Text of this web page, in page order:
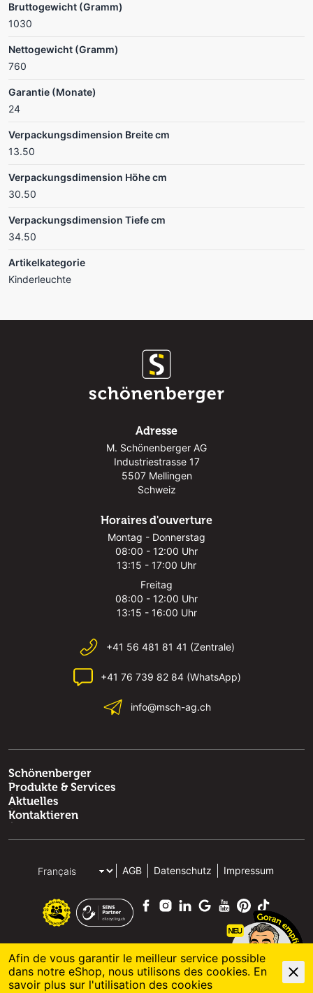
Bruttogewicht (Gramm)
1030
Nettogewicht (Gramm)
760
Garantie (Monate)
24
Verpackungsdimension Breite cm
13.50
Verpackungsdimension Höhe cm
30.50
Verpackungsdimension Tiefe cm
34.50
Artikelkategorie
Kinderleuchte
Adresse
M. Schönenberger AG
Industriestrasse 17
5507 Mellingen
Schweiz
Horaires d'ouverture
Montag - Donnerstag
08:00 - 12:00 Uhr
13:15 - 17:00 Uhr
Freitag
08:00 - 12:00 Uhr
13:15 - 16:00 Uhr
+41 56 481 81 41 (Zentrale)
+41 76 739 82 84 (WhatsApp)
info@msch-ag.ch
Schönenberger
Produkte & Services
Aktuelles
Kontaktieren
AGB Datenschutz Impressum
© 2026 M. Schönenberger AG
powered by polynorm
Afin de vous garantir le meilleur service possible
dans notre eShop, nous utilisons des cookies. En
savoir plus sur l'utilisation des cookies